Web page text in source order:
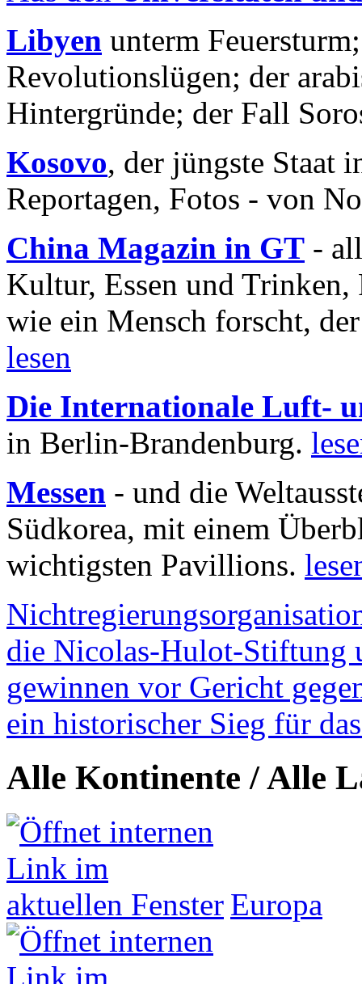
Libyen unterm
Revolutionslügen; der
Hintergründe; der Fall
Kosovo, der jüngste Staat
Reportagen, Fotos - von
China Magazin in GT -
Kultur, Essen und
wie ein Mensch forscht,
lesen
Die Internationale Luft-
in Berlin-Brandenburg.
Messen - und die
Südkorea, mit einem
wichtigsten Pavillions.
die Nicolas-Hulot-Stiftung
gewinnen vor Gericht
ein historischer Sieg für
Alle Kontinente / Alle
Europa